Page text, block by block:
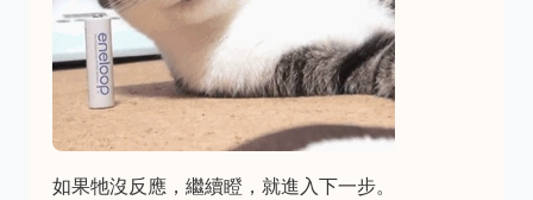
如果牠沒反應，繼續瞪，就進入下一步。